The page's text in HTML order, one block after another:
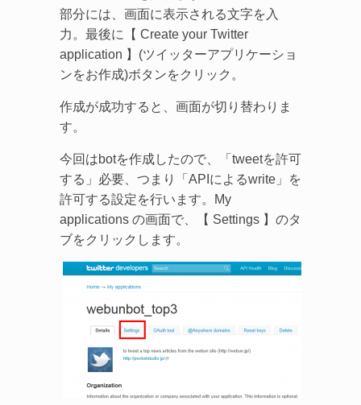
部分には、画面に表示される文字を入
力。最後に【 Create your Twitter
application 】(ツイッターアプリケーショ
ンをお作成)ボタンをクリック。
作成が成功すると、画面が切り替わりま
す。
今回はbotを作成したので、「tweetを許可
する」必要、つまり「APIによるwrite」を
許可する設定を行います。My
applications の画面で、【 Settings 】のタ
ブをクリックします。